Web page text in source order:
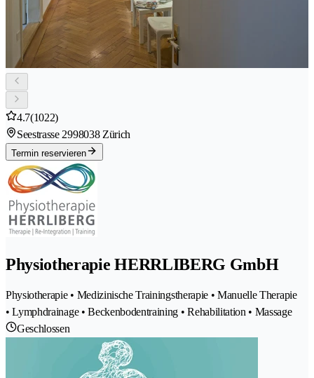
4.7(1022)
Seestrasse 2998038 Zürich
Termin reservieren
Physiotherapie HERRLIBERG GmbH
Physiotherapie • Medizinische Trainingstherapie • Manuelle Therapie
• Lymphdrainage • Beckenbodentraining • Rehabilitation • Massage
Geschlossen